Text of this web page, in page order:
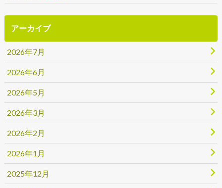
アーカイブ
2026年7月
2026年6月
2026年5月
2026年3月
2026年2月
2026年1月
2025年12月